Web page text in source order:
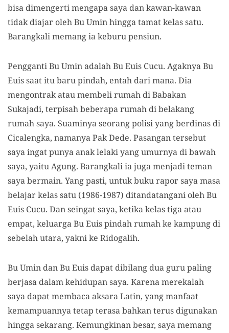
bisa dimengerti mengapa saya dan kawan-kawan
tidak diajar oleh Bu Umin hingga tamat kelas satu.
Barangkali memang ia keburu pensiun.
Pengganti Bu Umin adalah Bu Euis Cucu. Agaknya Bu
Euis saat itu baru pindah, entah dari mana. Dia
mengontrak atau membeli rumah di Babakan
Sukajadi, terpisah beberapa rumah di belakang
rumah saya. Suaminya seorang polisi yang berdinas di
Cicalengka, namanya Pak Dede. Pasangan tersebut
saya ingat punya anak lelaki yang umurnya di bawah
saya, yaitu Agung. Barangkali ia juga menjadi teman
saya bermain. Yang pasti, untuk buku rapor saya masa
belajar kelas satu (1986-1987) ditandatangani oleh Bu
Euis Cucu. Dan seingat saya, ketika kelas tiga atau
empat, keluarga Bu Euis pindah rumah ke kampung di
sebelah utara, yakni ke Ridogalih.
Bu Umin dan Bu Euis dapat dibilang dua guru paling
berjasa dalam kehidupan saya. Karena merekalah
saya dapat membaca aksara Latin, yang manfaat
kemampuannya tetap terasa bahkan terus digunakan
hingga sekarang. Kemungkinan besar, saya memang